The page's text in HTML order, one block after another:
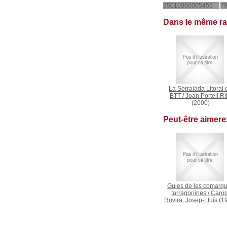
35010000005455
Dans le même
La Serralada Litoral
BTT /Joan Portell
(2000)
Peut-être
Guies de les
tarragonines/
Rovira, Josep-Lluís